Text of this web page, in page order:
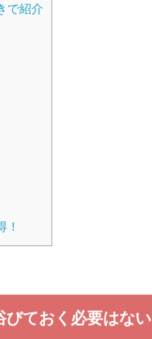
で紹介
！
びておく必要はない